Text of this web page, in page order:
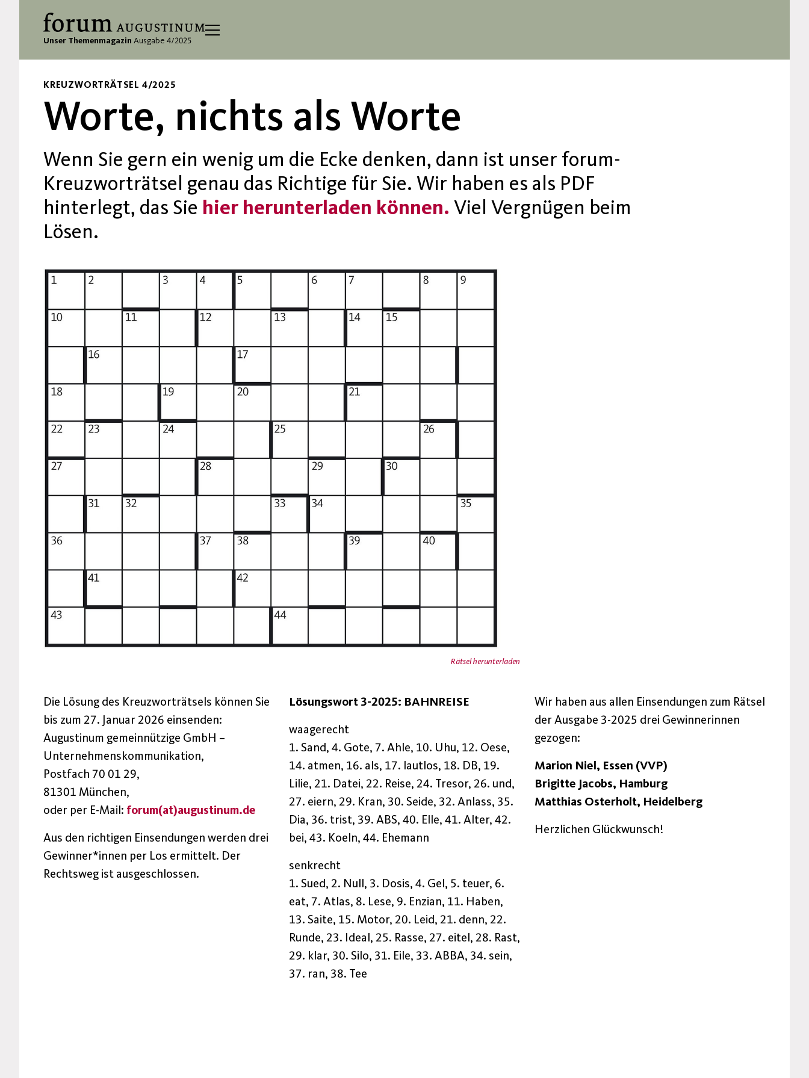
Unser Themenmagazin Ausgabe 4/2025
Worte, nichts als Worte
KREUZWORTRÄTSEL 4/2025
Wenn Sie gern ein wenig um die Ecke denken, dann ist unser forum-
Kreuzworträtsel genau das Richtige für Sie. Wir haben es als PDF
hinterlegt, das Sie hier herunterladen können. Viel Vergnügen beim
Lösen.
Rätsel herunterladen
Die Lösung des Kreuzworträtsels können Sie
bis zum 27. Januar 2026 einsenden:
Augustinum gemeinnützige GmbH –
Unternehmenskommunikation,
Postfach 70 01 29,
81301 München,
oder per E-Mail: forum(at)augustinum.de
Aus den richtigen Einsendungen werden drei
Gewinner*innen per Los ermittelt. Der
Rechtsweg ist ausgeschlossen.
Lösungswort 3-2025: BAHNREISE
waagerecht
1. Sand, 4. Gote, 7. Ahle, 10. Uhu, 12. Oese,
14. atmen, 16. als, 17. lautlos, 18. DB, 19.
Lilie, 21. Datei, 22. Reise, 24. Tresor, 26. und,
27. eiern, 29. Kran, 30. Seide, 32. Anlass, 35.
Dia, 36. trist, 39. ABS, 40. Elle, 41. Alter, 42.
bei, 43. Koeln, 44. Ehemann
senkrecht
1. Sued, 2. Null, 3. Dosis, 4. Gel, 5. teuer, 6.
eat, 7. Atlas, 8. Lese, 9. Enzian, 11. Haben,
13. Saite, 15. Motor, 20. Leid, 21. denn, 22.
Runde, 23. Ideal, 25. Rasse, 27. eitel, 28. Rast,
29. klar, 30. Silo, 31. Eile, 33. ABBA, 34. sein,
37. ran, 38. Tee
Wir haben aus allen Einsendungen zum Rätsel
der Ausgabe 3-2025 drei Gewinnerinnen
gezogen:
Marion Niel, Essen (VVP)
Brigitte Jacobs, Hamburg
Matthias Osterholt, Heidelberg
Herzlichen Glückwunsch!